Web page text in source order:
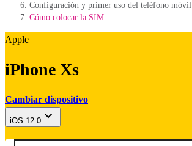
Configuración y primer uso del teléfono móvil
Cómo colocar la SIM
Apple
iPhone Xs
Cambiar dispositivo
iOS 12.0